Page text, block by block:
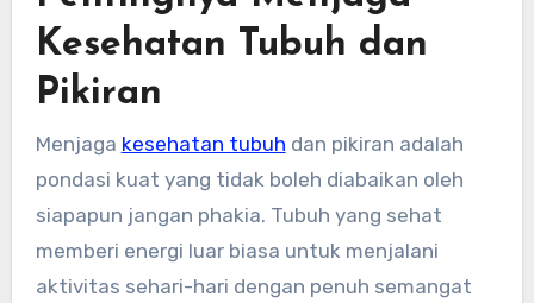
Kesehatan Tubuh dan
Pikiran
Menjaga kesehatan tubuh dan pikiran adalah
pondasi kuat yang tidak boleh diabaikan oleh
siapapun jangan phakia. Tubuh yang sehat
memberi energi luar biasa untuk menjalani
aktivitas sehari-hari dengan penuh semangat